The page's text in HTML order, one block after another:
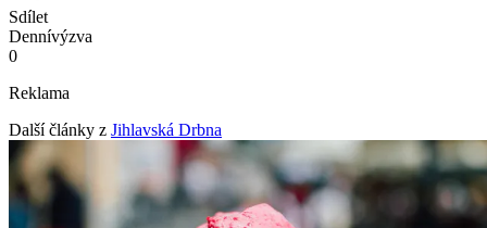
Sdílet
Dennívýzva
0
Reklama
Další články z Jihlavská Drbna